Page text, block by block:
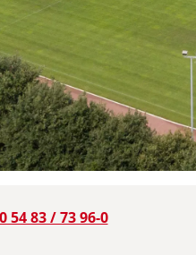
0 54 83 / 73 96-0